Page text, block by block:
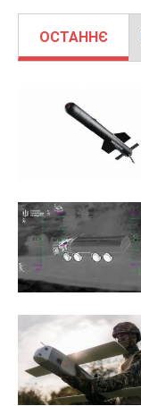
ОСТАННЄ